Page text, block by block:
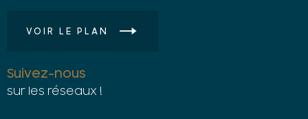
VOIR LE PLAN
Suivez-nous
sur les réseaux !